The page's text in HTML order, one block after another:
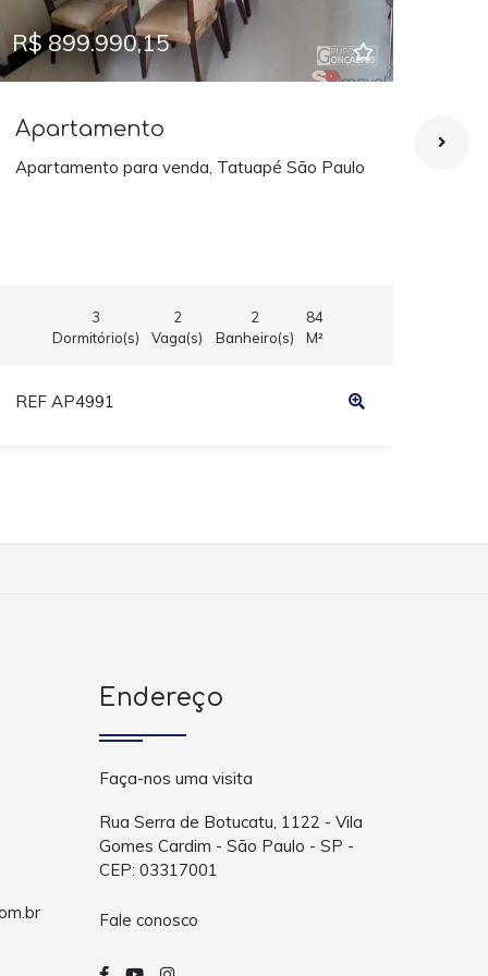
R$ 899.990,15
Apartamento
Apartamento para venda, Tatuapé São Paulo
3
Dormitório(s)
2
Vaga(s)
2
Banheiro(s)
84
M²
REF AP4991
Endereço
Faça-nos uma visita
Rua Serra de Botucatu, 1122 - Vila
Gomes Cardim - São Paulo - SP -
CEP: 03317001
Fale conosco